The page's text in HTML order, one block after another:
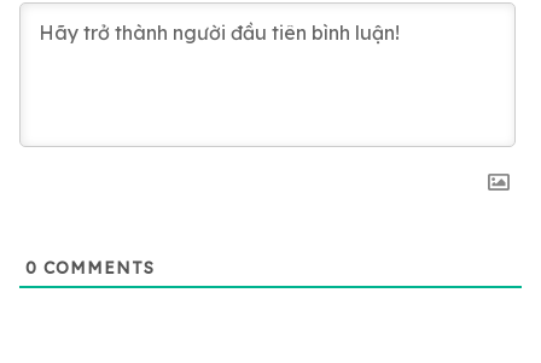
0 COMMENTS